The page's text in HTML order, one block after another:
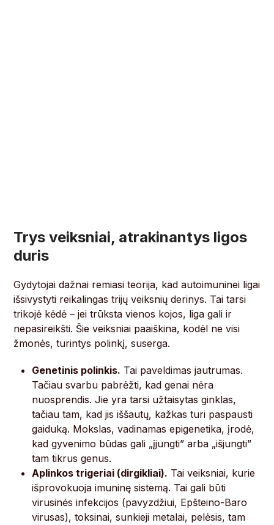
Trys veiksniai, atrakinantys ligos
duris
Gydytojai dažnai remiasi teorija, kad autoimuninei ligai
išsivystyti reikalingas trijų veiksnių derinys. Tai tarsi
trikojė kėdė – jei trūksta vienos kojos, liga gali ir
nepasireikšti. Šie veiksniai paaiškina, kodėl ne visi
žmonės, turintys polinkį, suserga.
Genetinis polinkis. Tai paveldimas jautrumas.
Tačiau svarbu pabrėžti, kad genai nėra
nuosprendis. Jie yra tarsi užtaisytas ginklas,
tačiau tam, kad jis iššautų, kažkas turi paspausti
gaiduką. Mokslas, vadinamas epigenetika, įrodė,
kad gyvenimo būdas gali „įjungti” arba „išjungti”
tam tikrus genus.
Aplinkos trigeriai (dirgikliai). Tai veiksniai, kurie
išprovokuoja imuninę sistemą. Tai gali būti
virusinės infekcijos (pavyzdžiui, Epšteino-Baro
virusas), toksinai, sunkieji metalai, pelėsis, tam